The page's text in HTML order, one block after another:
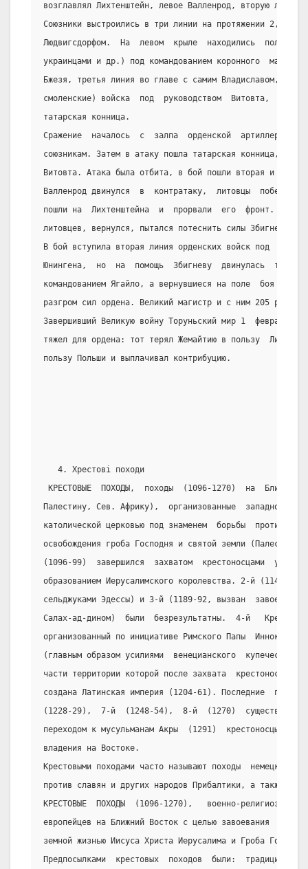
возглавлял Лихтенштейн, левое Валленрод, вторую линию
Союзники выстроились в три линии на протяжении 2,5 км
Людвигсдорфом.  На  левом  крыле  находились  поляки
украинцами и др.) под командованием коронного
Бжезя, третья линия во главе с самим Владиславом,  на
смоленские) войска  под  руководством  Витовта,  на
татарская конница.
Сражение  началось  с  залпа  орденской  артиллерии,
союзникам. Затем в атаку пошла татарская конница, за
Витовта. Атака была отбита, в бой пошли вторая и
Валленрод двинулся  в  контратаку,  литовцы  побежали.
пошли на  Лихтенштейна  и  прорвали  его  фронт.
литовцев, вернулся, пытался потеснить силы Збигнева
В бой вступила вторая линия орденских войск под
Юнингена,  но  на  помощь  Збигневу  двинулась
командованием Ягайло, а вернувшиеся на поле  боя
разгром сил ордена. Великий магистр и с ним 205
Завершивший Великую войну Торуньский мир 1  февраля
тяжел для ордена: тот терял Жемайтию в пользу  Литвы,
пользу Польши и выплачивал контрибуцию.
   4. Хрестові походи
КРЕСТОВЫЕ  ПОХОДЫ,  походы  (1096-1270)  на
Палестину, Сев. Африку),  организованные  западно-
католической церковью под знаменем  борьбы  против
освобождения гроба Господня и святой земли
(1096-99)  завершился  захватом  крестоносцами  у
образованием Иерусалимского королевства. 2-й (1147-
сельджуками Эдессы) и 3-й (1189-92, вызван
Салах-ад-дином)  были  безрезультатны.  4-й
организованный по инициативе Римского Папы
(главным образом усилиями  венецианского
части территории которой после захвата  крестоносцами
создана Латинская империя (1204-61). Последние
(1228-29),  7-й  (1248-54),  8-й  (1270)
переходом к мусульманам Акры  (1291)  крестоносцы
владения на Востоке.
Крестовыми походами часто называют походы  немецких
против славян и других народов Прибалтики, а также
КРЕСТОВЫЕ  ПОХОДЫ  (1096-1270),   военно-религиозные
европейцев на Ближний Восток с целью завоевания
земной жизнью Иисуса Христа Иерусалима и Гроба
Предпосылками  крестовых  походов  были:  традиции